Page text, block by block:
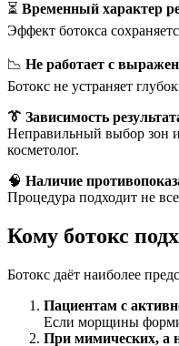
⏳ Временный характер
Эффект ботокса
📉 Не работает с
Ботокс не устраняет
👔 Зависимость
Неправильный выбор зон
косметолог.
🧠 Наличие
Процедура подходит не
Кому ботокс
Ботокс даёт наиболее
Пациентам с
Если морщины
При мимических, а